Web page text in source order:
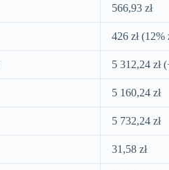
566,93 zł
426 zł
5 312,24 zł
5 160,24 zł
5 732,24 zł
31,58 zł